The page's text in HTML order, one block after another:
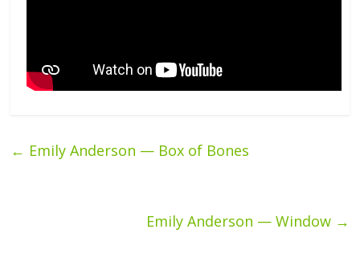
← Emily Anderson — Box of Bones
Emily Anderson — Window →